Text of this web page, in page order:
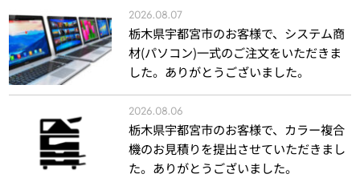
2026.08.07
栃木県宇都宮市のお客様で、システム商
材(パソコン)一式のご注文をいただきま
した。ありがとうございました。
2026.08.06
栃木県宇都宮市のお客様で、カラー複合
機のお見積りを提出させていただきまし
た。ありがとうございました。